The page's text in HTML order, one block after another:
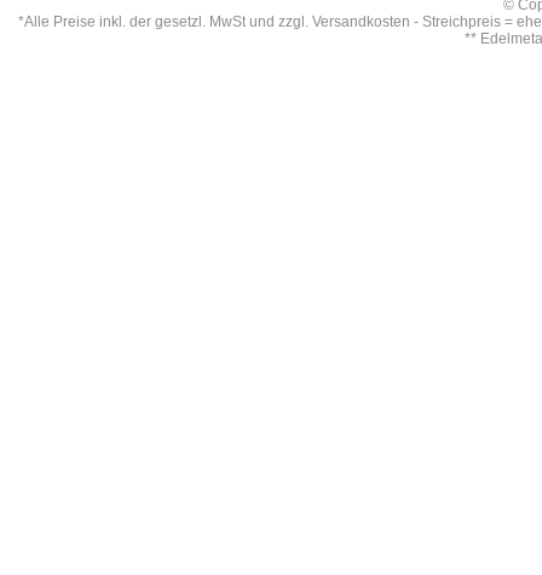
©
*Alle Preise inkl. der gesetzl. MwSt und zzgl.Versandkosten - Streichpreis =
**